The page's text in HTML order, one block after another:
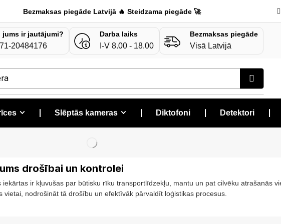
Bezmaksas piegāde Latvijā 🔥 Steidzama piegāde 🚀
jums ir jautājumi?
20484176
Darba laiks
I-V 8.00 - 18.00
Bezmaksas piegāde
Visā Latvijā
Slēptās kameras Diktofoni Detektori
drošībai un kontrolei
ir kļuvušas par būtisku rīku transportlīdzekļu, mantu un pat cilvēku atrašanās
nodrošināt tā drošību un efektīvāk pārvaldīt loģistikas procesus.